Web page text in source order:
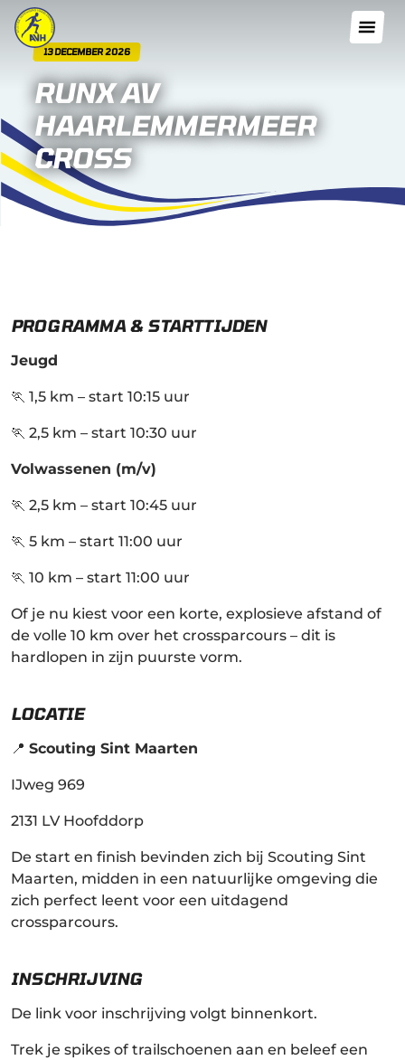
13 DECEMBER 2026
RUNX AV
HAARLEMMERMEER
CROSS
PROGRAMMA & STARTTIJDEN
Jeugd
🏃 1,5 km – start 10:15 uur
🏃 2,5 km – start 10:30 uur
Volwassenen (m/v)
🏃 2,5 km – start 10:45 uur
🏃 5 km – start 11:00 uur
🏃 10 km – start 11:00 uur
Of je nu kiest voor een korte, explosieve afstand of
de volle 10 km over het crossparcours – dit is
hardlopen in zijn puurste vorm.
LOCATIE
📍 Scouting Sint Maarten
IJweg 969
2131 LV Hoofddorp
De start en finish bevinden zich bij Scouting Sint
Maarten, midden in een natuurlijke omgeving die
zich perfect leent voor een uitdagend
crossparcours.
INSCHRIJVING
De link voor inschrijving volgt binnenkort.
Trek je spikes of trailschoenen aan en beleef een